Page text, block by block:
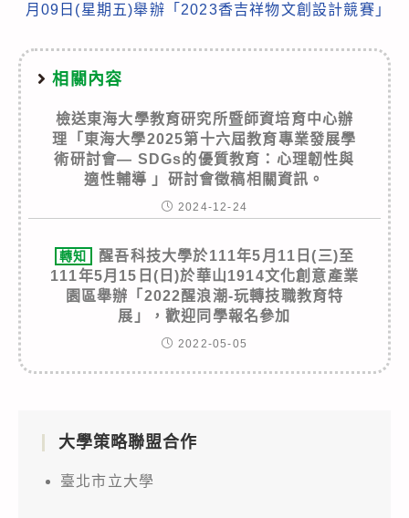
月09日(星期五)舉辦「2023香吉祥物文創設計競賽」
相關內容
檢送東海大學教育研究所暨師資培育中心辦
理「東海大學2025第十六屆教育專業發展學
術研討會— SDGs的優質教育：心理韌性與
適性輔導 」研討會徵稿相關資訊。
2024-12-24
轉知
醒吾科技大學於111年5月11日(三)至
111年5月15日(日)於華山1914文化創意產業
園區舉辦「2022醒浪潮-玩轉技職教育特
展」，歡迎同學報名參加
2022-05-05
大學策略聯盟合作
臺北市立大學